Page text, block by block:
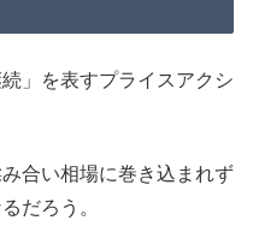
」を表すプライスアクシ
合い相場に巻き込まれず
だろう。